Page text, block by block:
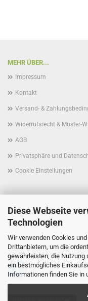
Diese Webseite
Technologien
Wir verwenden Cookies
Drittanbietern, um die
gewährleisten, die Nutzung
ein bestmögliches
Informationen finden Sie in
MEHR ÜBER...
Impressum
Kontakt
Versand- &
Widerrufsrecht & Muster-
AGB
Privatsphäre und
Cookie Einstellungen
Folgen Sie uns schon auf